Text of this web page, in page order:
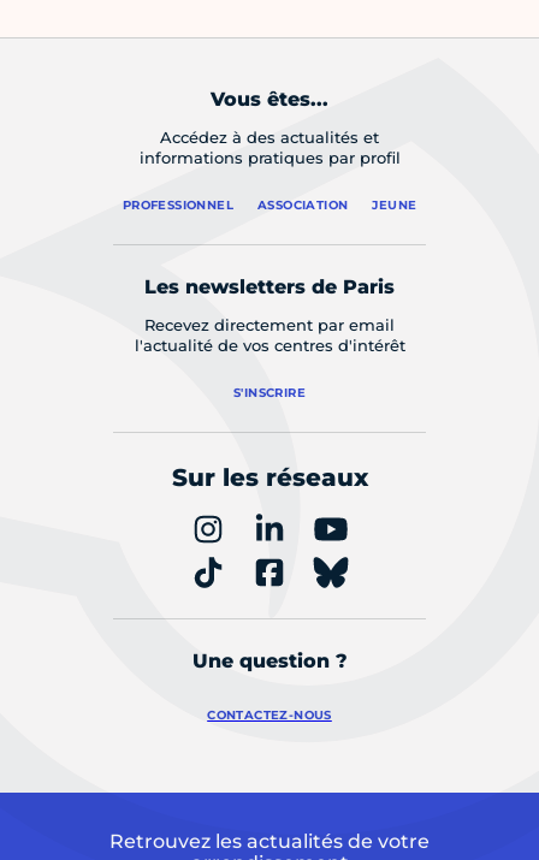
Vous êtes...
Accédez à des actualités et
informations pratiques par profil
PROFESSIONNEL ASSOCIATION JEUNE
Les newsletters de Paris
Recevez directement par email
l'actualité de vos centres d'intérêt
S'INSCRIRE
Sur les réseaux
Une question ?
CONTACTEZ-NOUS
Retrouvez les actualités de votre